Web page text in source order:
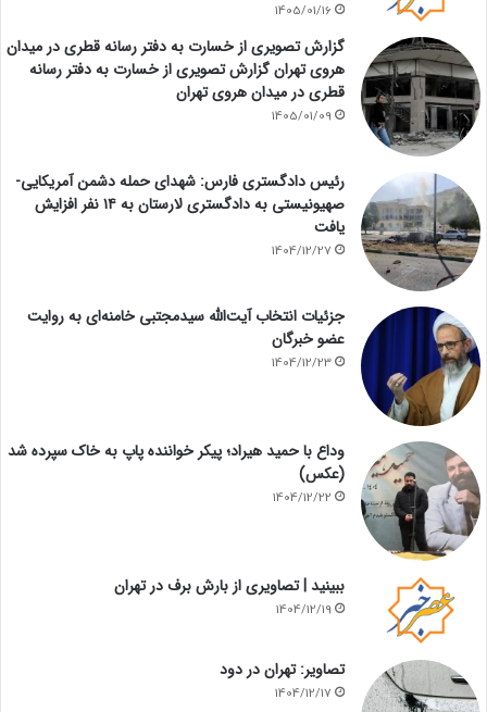
1405/01/16
گزارش تصویری از خسارت به دفتر رسانه قطری در میدان
هروی تهران گزارش تصویری از خسارت به دفتر رسانه
قطری در میدان هروی تهران
1405/01/09
رئیس دادگستری فارس: شهدای حمله دشمن آمریکایی-
صهیونیستی به دادگستری لارستان به ۱۴ نفر افزایش
یافت
1404/12/27
جزئیات انتخاب آیت‌الله سیدمجتبی خامنه‌ای به روایت
عضو خبرگان
1404/12/23
وداع با حمید هیراد؛ پیکر خواننده پاپ به خاک سپرده شد
(عکس)
1404/12/22
ببینید | تصاویری از بارش برف در تهران
1404/12/19
تصاویر: تهران در دود
1404/12/17